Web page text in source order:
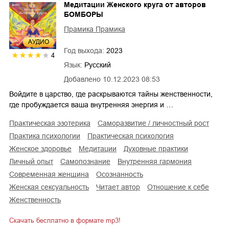
AУДИО
4
Добавлено 10.12.2023 08:53
Медитации Женского круга от авторов
БОМБОРЫ
Прамика Прамика
Год выхода: 2023
Язык: Русский
Войдите в царство, где раскрываются тайны женственности,
где пробуждается ваша внутренняя энергия и …
практическая эзотерика
саморазвитие / личностный рост
практика психологии
практическая психология
женское здоровье
медитации
духовные практики
личный опыт
самопознание
внутренняя гармония
современная женщина
осознанность
женская сексуальность
читает автор
отношение к себе
женственность
Скачать бесплатно в формате mp3!